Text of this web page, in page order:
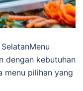
dengan kebutuhan
menu pilihan yang